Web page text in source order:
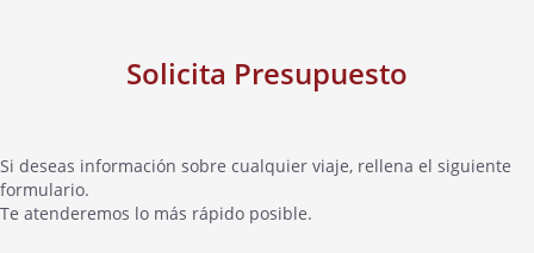
Solicita Presupuesto
Si deseas información sobre cualquier viaje, rellena el siguiente
formulario.
Te atenderemos lo más rápido posible.